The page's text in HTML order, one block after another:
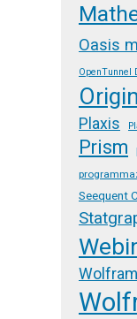
Oasis
OpenTunnel
Plaxis
Prism
Seequent